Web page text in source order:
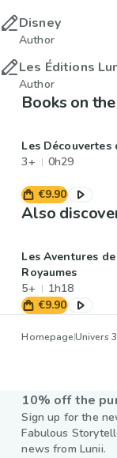
Disney
Author
Les Éditions
Author
Books on
Les Découvertes
3+
0h29
€9.90
Also
Les Aventures
Royaumes
5+
1h18
€9.90
HomepageUnivers
10% off the
Sign up for the
Fabulous
news from Lunii.